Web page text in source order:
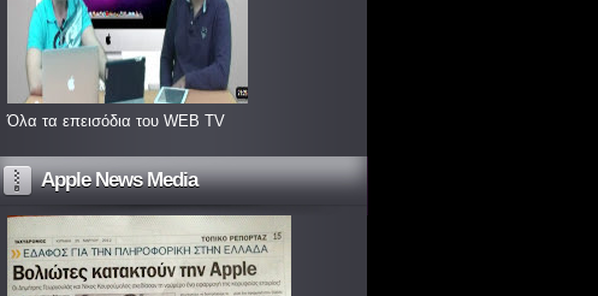
Όλα τα επεισόδια του WEB TV
Apple News Media